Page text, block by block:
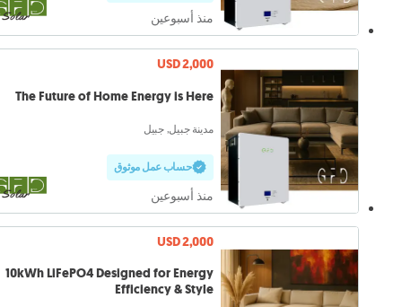
منذ أسبوعين
USD 2,000
The Future of Home Energy is Here
مدينة جبيل, جبيل
حساب عمل موثوق
منذ أسبوعين
USD 2,000
10kWh LiFePO4 Designed for Energy
Efficiency & Style